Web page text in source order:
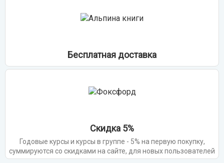
Бесплатная доставка
Скидка 5%
Годовые курсы и курсы в группе - 5% на первую покупку,
суммируются со скидками на сайте, для новых пользователей